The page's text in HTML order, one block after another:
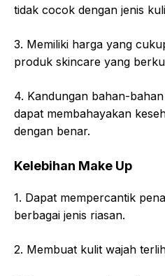
tidak cocok dengan jenis
3. Memiliki harga yang
produk skincare yang
4. Kandungan bahan-
dapat membahayakan
dengan benar.
Kelebihan Make Up
1. Dapat mempercantik
berbagai jenis riasan.
2. Membuat kulit wajah